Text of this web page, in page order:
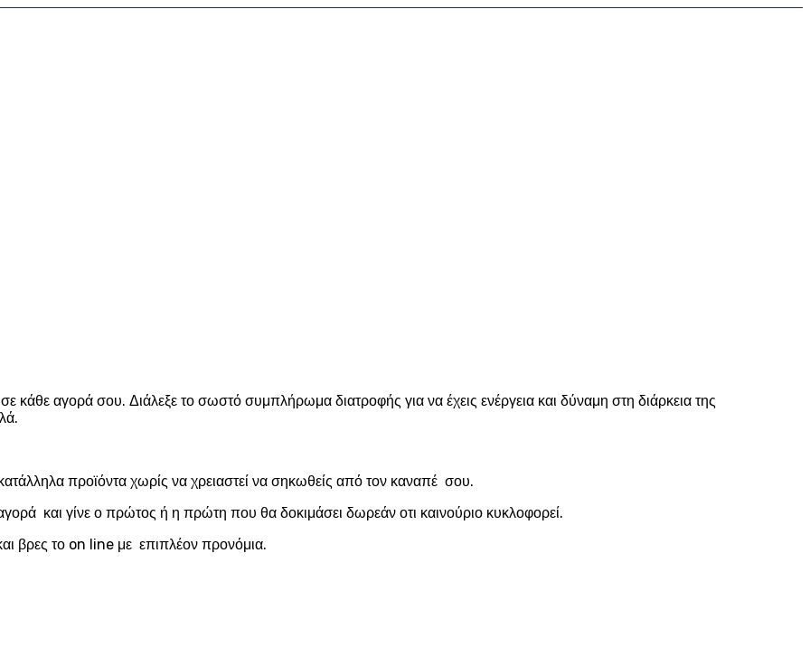
κάθε αγορά σου. Διάλεξε το σωστό συμπλήρωμα διατροφής για να έχεις ενέργεια και δύναμη στη διάρκεια της
προϊόντα χωρίς να χρειαστεί να σηκωθείς από τον καναπέ σου.
και γίνε ο πρώτος ή η πρώτη που θα δοκιμάσει δωρεάν οτι καινούριο κυκλοφορεί.
βρες το on line με επιπλέον προνόμια.